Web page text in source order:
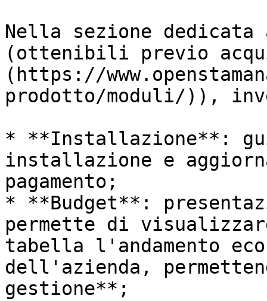
Nella sezione dedicata
(ottenibili previo
(https://
prodotto/moduli/)),
* **Installazione**:
installazione e
pagamento;
* **Budget**:
permette di
tabella l'andamento
dell'azienda,
gestione**;